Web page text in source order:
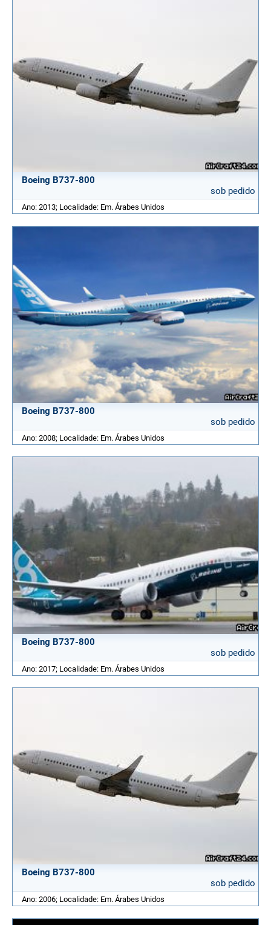
Boeing B737-800
sob pedido
Ano: 2013; Localidade: Em. Árabes Unidos
Boeing B737-800
sob pedido
Ano: 2008; Localidade: Em. Árabes Unidos
Boeing B737-800
sob pedido
Ano: 2017; Localidade: Em. Árabes Unidos
Boeing B737-800
sob pedido
Ano: 2006; Localidade: Em. Árabes Unidos